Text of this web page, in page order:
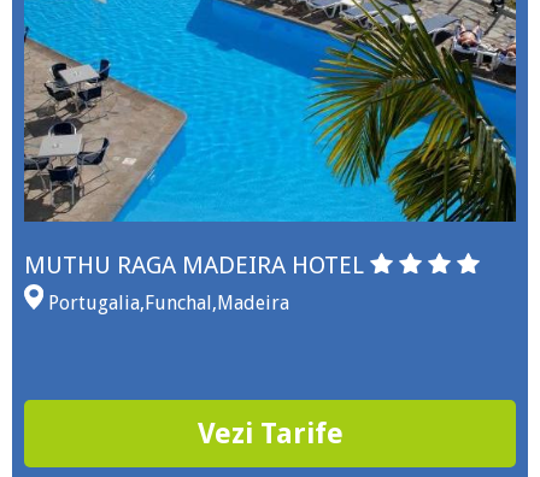
MUTHU RAGA MADEIRA HOTEL
Portugalia,Funchal,Madeira
Vezi Tarife